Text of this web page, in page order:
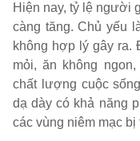
Hiện nay, tỷ lệ người
càng tăng. Chủ yếu
không hợp lý gây ra.
mỏi, ăn không
chất lượng cuộc
dạ dày có khả năng
các vùng niêm mạc